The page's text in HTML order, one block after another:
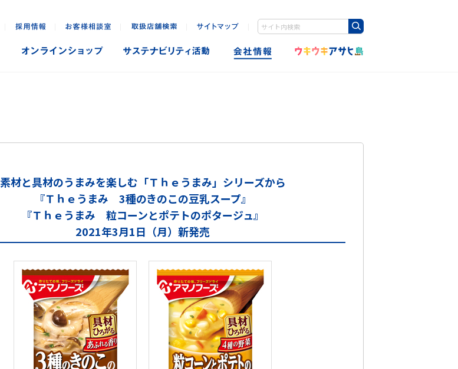
Write your search query here
素材と具材のうまみを楽しむ「Ｔｈｅうまみ」シリーズから
『Ｔｈｅうまみ 3種のきのこの豆乳スープ』
『Ｔｈｅうまみ 粒コーンとポテトのポタージュ』
2021年3月1日（月）新発売